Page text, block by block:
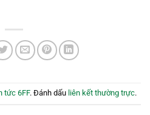
tức 6FF. Đánh dấu liên kết thường trực.